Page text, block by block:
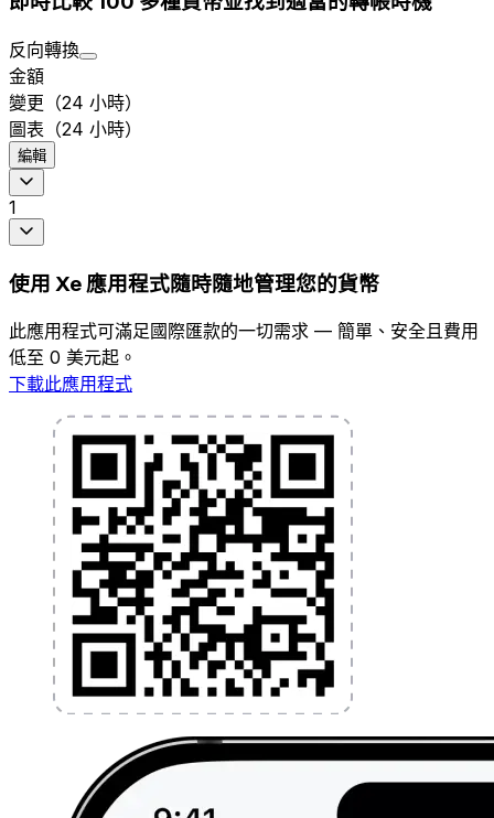
反向轉換
金額
變更（24 小時）
圖表（24 小時）
編輯
1
使用 Xe 應用程式隨時隨地管理您的貨幣
此應用程式可滿足國際匯款的一切需求 — 簡單、安全且費用
低至 0 美元起。
下載此應用程式